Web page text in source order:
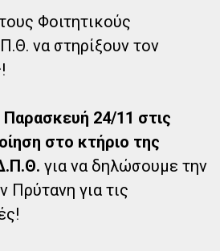
Φοιτητικούς
να στηρίξουν τον
24/11 στις
στο κτήριο της
για να δηλώσουμε την
Πρύτανη για τις